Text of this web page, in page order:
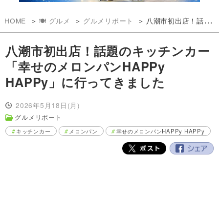
HOME 🍽️ グルメ グルメリポート 八潮市初出店！話題のキッチンカー「幸せのメロンパンHAPPy HAPPy」に行ってきました
八潮市初出店！話題のキッチンカー
「幸せのメロンパンHAPPy
HAPPy」に行ってきました
2026年5月18日(月)
グルメリポート
キッチンカー メロンパン 幸せのメロンパンHAPPy HAPPy